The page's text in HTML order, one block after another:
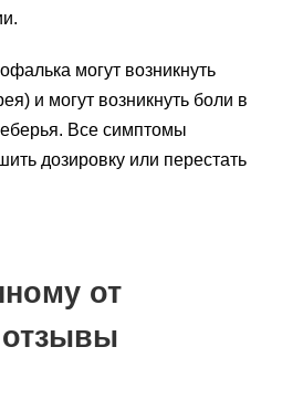
могут возникнуть
и могут возникнуть боли в
Все симптомы
дозировку или перестать
от